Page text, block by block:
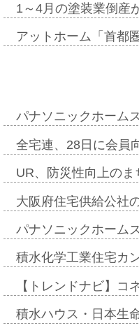
1～4月の塗装業倒産
アットホーム「首都
パナソニックホーム
全宅連、28日に会員
UR、防災性向上の
大阪府住宅供給公社
パナソニックホーム
積水化学工業住宅カ
【トレンドナビ】
積水ハウス・日本生